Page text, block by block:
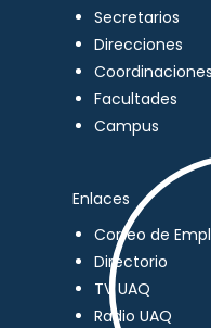
Secretarios
Direcciones
Coordinaciones
Facultades
Campus
Enlaces
Correo de
Directorio
TV UAQ
Radio UAQ